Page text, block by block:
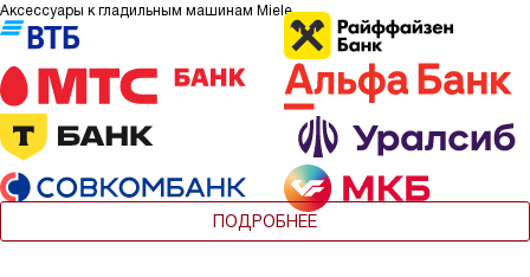
Аксессуары к гладильным машинам Miele
ПОДРОБНЕЕ